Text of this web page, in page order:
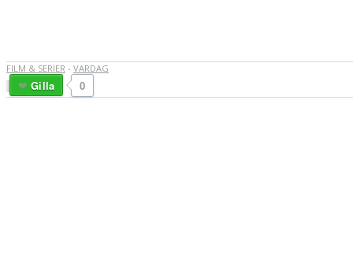
FILM & SERIER - VARDAG
0
Gilla